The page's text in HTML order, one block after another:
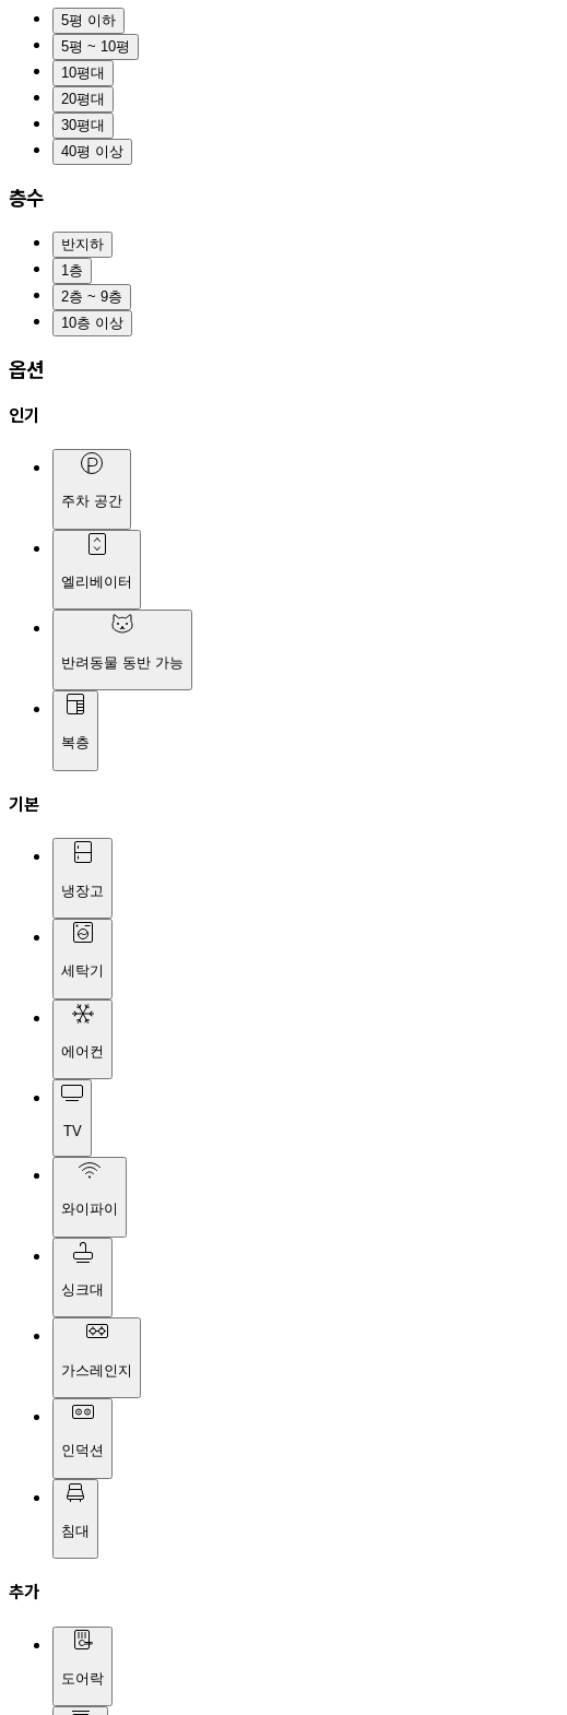
5평 이하
5평 ~ 10평
10평대
20평대
30평대
40평 이상
층수
반지하
1층
2층 ~ 9층
10층 이상
옵션
인기
주차 공간
엘리베이터
반려동물 동반 가능
복층
기본
냉장고
세탁기
에어컨
TV
와이파이
싱크대
가스레인지
인덕션
침대
추가
도어락